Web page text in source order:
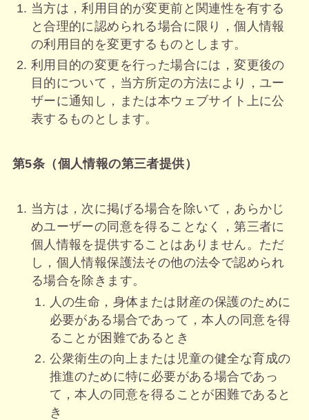
当方は，利用目的が変更前と関連性を有する
と合理的に認められる場合に限り，個人情報
の利用目的を変更するものとします。
利用目的の変更を行った場合には，変更後の
目的について，当方所定の方法により，ユー
ザーに通知し，または本ウェブサイト上に公
表するものとします。
第5条（個人情報の第三者提供）
当方は，次に掲げる場合を除いて，あらかじ
めユーザーの同意を得ることなく，第三者に
個人情報を提供することはありません。ただ
し，個人情報保護法その他の法令で認められ
る場合を除きます。
人の生命，身体または財産の保護のために
必要がある場合であって，本人の同意を得
ることが困難であるとき
公衆衛生の向上または児童の健全な育成の
推進のために特に必要がある場合であっ
て，本人の同意を得ることが困難であると
き